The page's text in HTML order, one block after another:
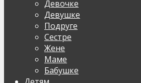
Девочке
Девушке
Подруге
Сестре
Жене
Маме
Бабушке